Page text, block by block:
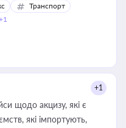
Транспорт
+1
щодо акцизу, які є
які імпортують,